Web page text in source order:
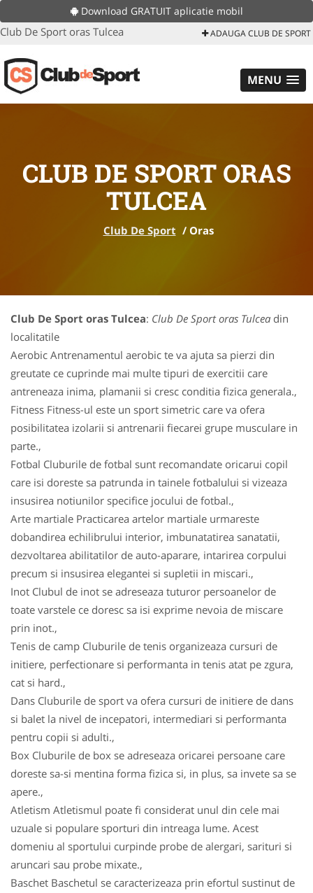
Download GRATUIT aplicatie mobil
Club De Sport oras Tulcea ADAUGA CLUB DE SPORT
MENU
CLUB DE SPORT ORAS
TULCEA
Club De Sport / Oras
Club De Sport oras Tulcea: Club De Sport oras Tulcea din
localitatile
Aerobic Antrenamentul aerobic te va ajuta sa pierzi din
greutate ce cuprinde mai multe tipuri de exercitii care
antreneaza inima, plamanii si cresc conditia fizica generala.,
Fitness Fitness-ul este un sport simetric care va ofera
posibilitatea izolarii si antrenarii fiecarei grupe musculare in
parte.,
Fotbal Cluburile de fotbal sunt recomandate oricarui copil
care isi doreste sa patrunda in tainele fotbalului si vizeaza
insusirea notiunilor specifice jocului de fotbal.,
Arte martiale Practicarea artelor martiale urmareste
dobandirea echilibrului interior, imbunatatirea sanatatii,
dezvoltarea abilitatilor de auto-aparare, intarirea corpului
precum si insusirea elegantei si supletii in miscari.,
Inot Clubul de inot se adreseaza tuturor persoanelor de
toate varstele ce doresc sa isi exprime nevoia de miscare
prin inot.,
Tenis de camp Cluburile de tenis organizeaza cursuri de
initiere, perfectionare si performanta in tenis atat pe zgura,
cat si hard.,
Dans Cluburile de sport va ofera cursuri de initiere de dans
si balet la nivel de incepatori, intermediari si performanta
pentru copii si adulti.,
Box Cluburile de box se adreseaza oricarei persoane care
doreste sa-si mentina forma fizica si, in plus, sa invete sa se
apere.,
Atletism Atletismul poate fi considerat unul din cele mai
uzuale si populare sporturi din intreaga lume. Acest
domeniu al sportului curpinde probe de alergari, sarituri si
aruncari sau probe mixate.,
Baschet Baschetul se caracterizeaza prin efortul sustinut de